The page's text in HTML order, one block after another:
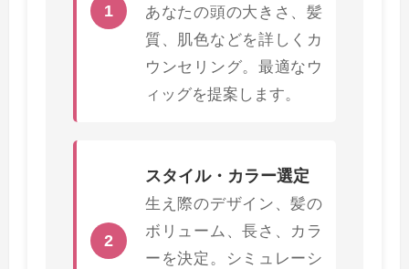
1
あなたの頭の大きさ、髪
質、肌色などを詳しくカ
ウンセリング。最適なウ
ィッグを提案します。
2
スタイル・カラー選定
生え際のデザイン、髪の
ボリューム、長さ、カラ
ーを決定。シミュレーシ